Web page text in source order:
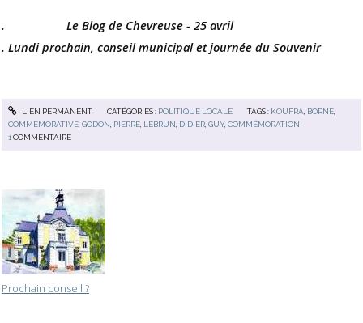
Prochain conseil ?
. Le Blog de Chevreuse - 25 avril
. Lundi prochain, conseil municipal et journée du Souvenir
LIEN PERMANENT CATÉGORIES : POLITIQUE LOCALE TAGS : KOUFRA BORNE
COMMEMORATIVE ,GODON PIERRE LEBRUN DIDIER ,GUY,COMMÉMORATION
1 COMMENTAIRE